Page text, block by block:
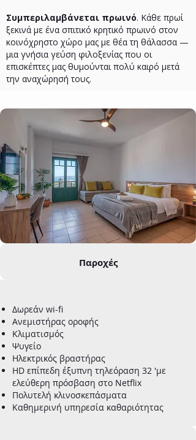
Συμπεριλαμβάνεται πρωινό. Κάθε πρωί
ξεκινά με ένα σπιτικό κρητικό πρωινό στον
κοινόχρηστο χώρο μας με θέα τη θάλασσα —
μια γνήσια γεύση φιλοξενίας που οι
επισκέπτες μας θυμούνται πολύ καιρό μετά
την αναχώρησή τους.
Παροχές
Δωρεάν wi-fi
Ανεμιστήρας οροφής
Κλιματισμός
Ψυγείο
Ηλεκτρικός βραστήρας
HD επίπεδη έξυπνη τηλεόραση 32 'με
ελεύθερη πρόσβαση στο Netflix
Πολυτελή κλινοσκεπάσματα
Καθημερινή υπηρεσία καθαριότητας